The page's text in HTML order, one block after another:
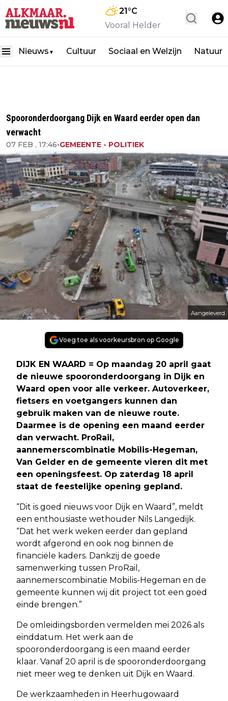
21°C
Vooral Helder
Nieuws ▼ Cultuur Sociaal en Welzijn Natuur
Spooronderdoorgang Dijk en Waard eerder open dan
verwacht
07 FEB , 17:46•GEMEENTE - POLITIEK
Aangeleverd
Voeg toe als voorkeursbron op Google
DIJK EN WAARD = Op maandag 20 april gaat
de nieuwe spooronderdoorgang in Dijk en
Waard open voor alle verkeer. Autoverkeer,
fietsers en voetgangers kunnen dan
gebruik maken van de nieuwe route.
Daarmee is de opening een maand eerder
dan verwacht. ProRail,
aannemerscombinatie Mobilis-Hegeman,
Van Gelder en de gemeente vieren dit met
een openingsfeest. Op zaterdag 18 april
staat de feestelijke opening gepland.
“Dit is goed nieuws voor Dijk en Waard”, meldt
een enthousiaste wethouder Nils Langedijk.
“Dat het werk weken eerder dan gepland
wordt afgerond en ook nog binnen de
financiële kaders. Dankzij de goede
samenwerking tussen ProRail,
aannemerscombinatie Mobilis-Hegeman en de
gemeente kunnen wij dit project tot een goed
einde brengen.”
De omleidingsborden vermelden mei 2026 als
einddatum. Het werk aan de
spooronderdoorgang is een maand eerder
klaar. Vanaf 20 april is de spooronderdoorgang
niet meer weg te denken uit Dijk en Waard.
De werkzaamheden in Heerhugowaard